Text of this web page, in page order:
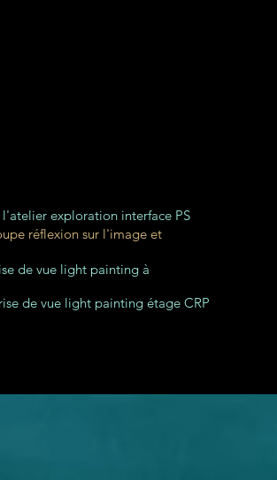
exploration interface PS
réflexion sur l'image et
de vue light painting à
de vue light painting étage CRP